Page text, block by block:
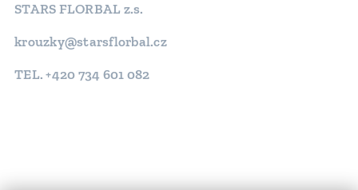
STARS FLORBAL z.s.
krouzky@starsflorbal.cz
TEL. +420 734 601 082